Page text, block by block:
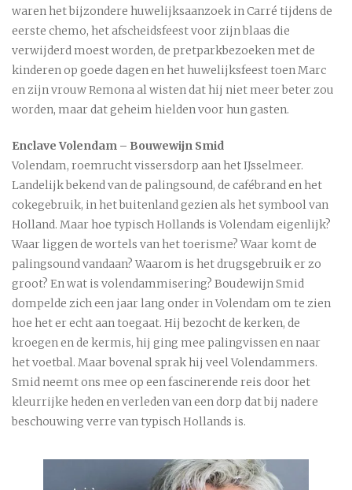
waren het bijzondere huwelijksaanzoek in Carré tijdens de
eerste chemo, het afscheidsfeest voor zijn blaas die
verwijderd moest worden, de pretparkbezoeken met de
kinderen op goede dagen en het huwelijksfeest toen Marc
en zijn vrouw Remona al wisten dat hij niet meer beter zou
worden, maar dat geheim hielden voor hun gasten.
Enclave Volendam – Bouwewijn Smid
Volendam, roemrucht vissersdorp aan het IJsselmeer.
Landelijk bekend van de palingsound, de cafébrand en het
cokegebruik, in het buitenland gezien als het symbool van
Holland. Maar hoe typisch Hollands is Volendam eigenlijk?
Waar liggen de wortels van het toerisme? Waar komt de
palingsound vandaan? Waarom is het drugsgebruik er zo
groot? En wat is volendammisering? Boudewijn Smid
dompelde zich een jaar lang onder in Volendam om te zien
hoe het er echt aan toegaat. Hij bezocht de kerken, de
kroegen en de kermis, hij ging mee palingvissen en naar
het voetbal. Maar bovenal sprak hij veel Volendammers.
Smid neemt ons mee op een fascinerende reis door het
kleurrijke heden en verleden van een dorp dat bij nadere
beschouwing verre van typisch Hollands is.